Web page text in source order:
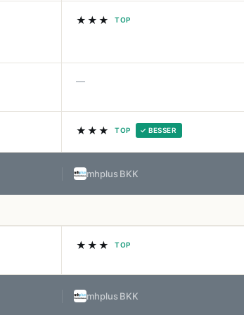
★★★ TOP
—
★★★ TOP ✓ BESSER
mhplus BKK
★★★ TOP
mhplus BKK